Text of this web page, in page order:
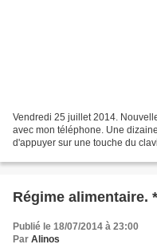
Vendredi 25 juillet 2014.
avec mon téléphone. Une
d'appuyer sur une touche du
Régime alimentaire.
Publié le 18/07/2014 à 23:00
Par Alinos